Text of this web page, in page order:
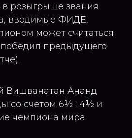
в розыгрыше звания
вводимые ФИДЕ,
может считаться
победил предыдущего
Вишванатан Ананд
со счётом 6½ : 4½ и
чемпиона мира.